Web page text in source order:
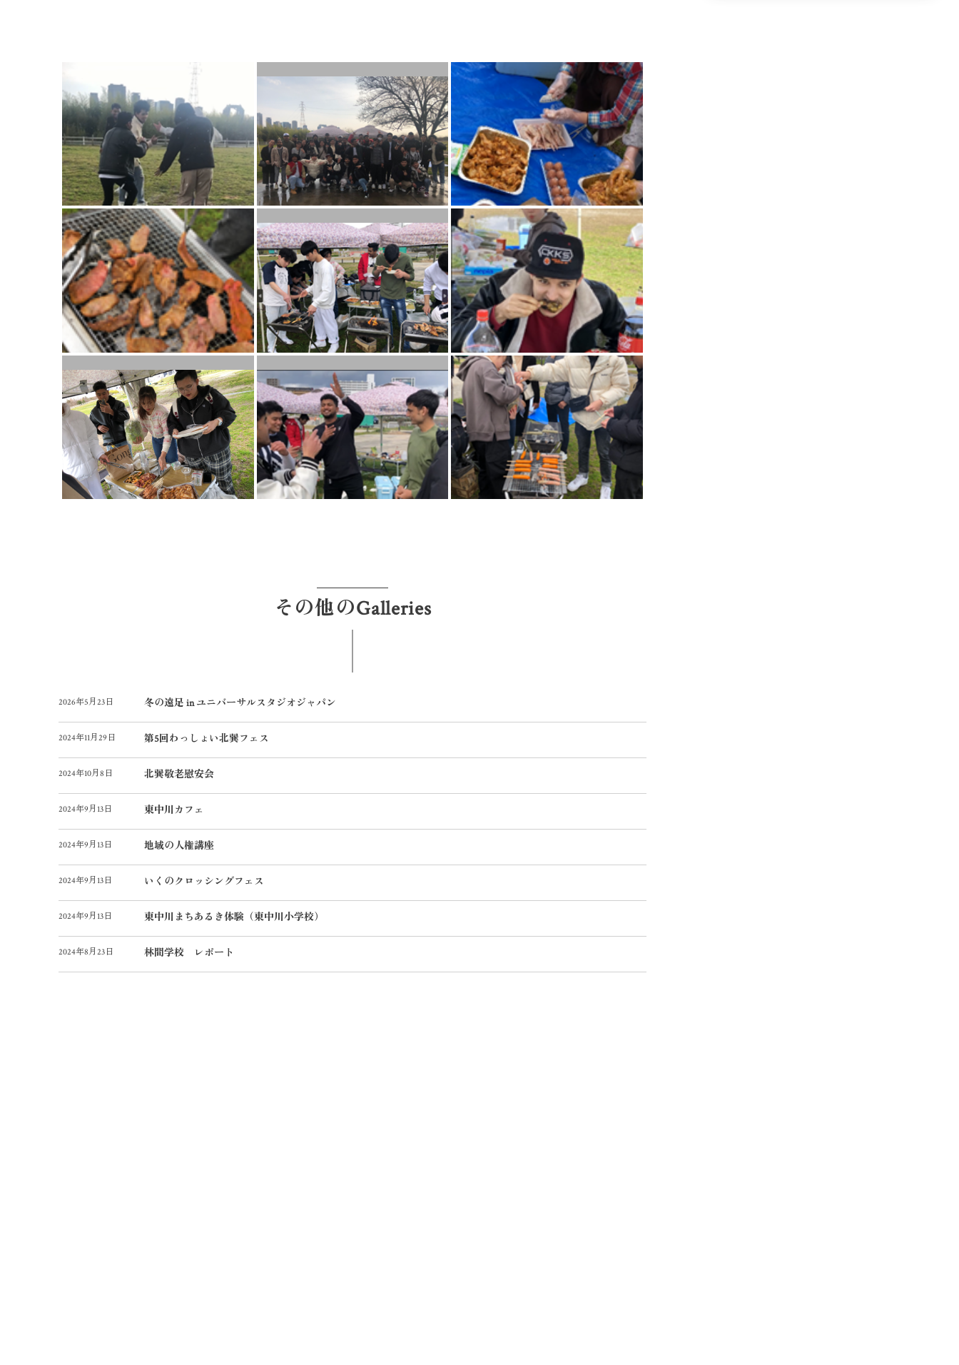
その他のGalleries
2026年5月23日 冬の遠足 in ユニバーサルスタジオジャパン
2024年11月29日 第5回わっしょい北巽フェス
2024年10月8日 北巽敬老慰安会
2024年9月13日 東中川カフェ
2024年9月13日 地域の人権講座
2024年9月13日 いくのクロッシングフェス
2024年9月13日 東中川まちあるき体験（東中川小学校）
2024年8月23日 林間学校 レポート